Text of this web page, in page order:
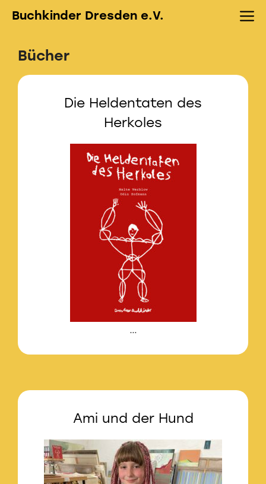
Inhalt
Buchkinder Dresden e.V.
Bücher
Die Heldentaten des
Herkoles
…
Ami und der Hund